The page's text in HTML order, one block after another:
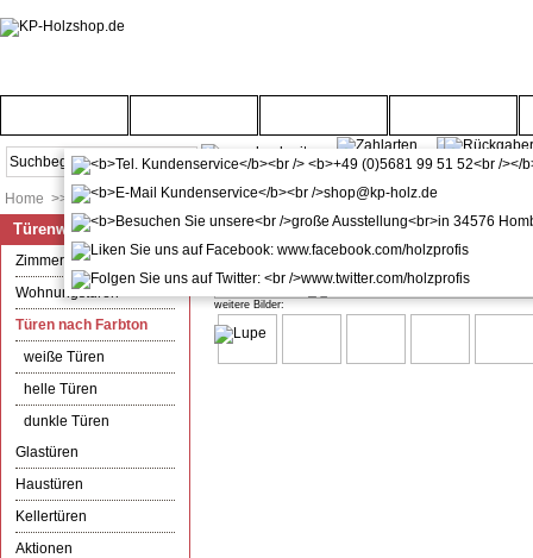
Home >> Türenwelt >> Türen nach Farbton
kuporta Alu-Kunststoff
weitere Bilder:
Türenwelt
Zimmertüren
Wohnungstüren
Türen nach Farbton
weiße Türen
helle Türen
dunkle Türen
Glastüren
Haustüren
Kellertüren
Aktionen